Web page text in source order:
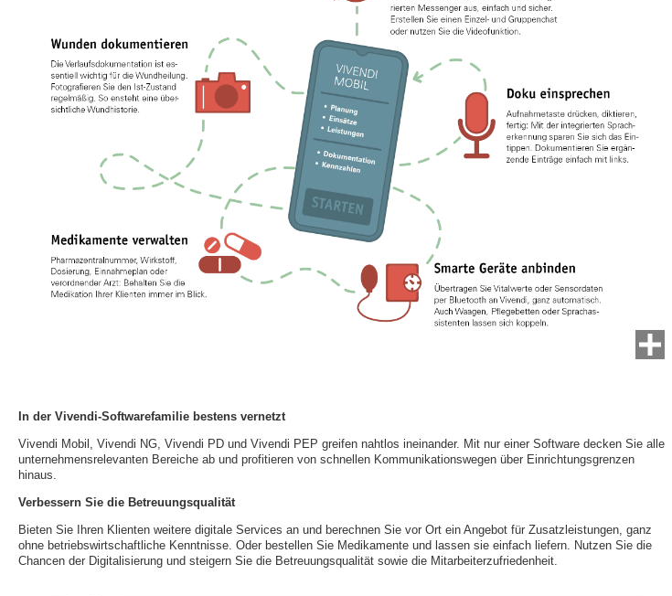
In der Vivendi-Softwarefamilie bestens vernetzt
Vivendi Mobil, Vivendi NG, Vivendi PD und Vivendi PEP greifen nahtlos ineinander. Mit nur einer Software decken Sie alle
unternehmensrelevanten Bereiche ab und profitieren von schnellen Kommunikationswegen über Einrichtungsgrenzen
hinaus.
Verbessern Sie die Betreuungsqualität
Bieten Sie Ihren Klienten weitere digitale Services an und berechnen Sie vor Ort ein Angebot für Zusatzleistungen, ganz
ohne betriebswirtschaftliche Kenntnisse. Oder bestellen Sie Medikamente und lassen sie einfach liefern. Nutzen Sie die
Chancen der Digitalisierung und steigern Sie die Betreuungsqualität sowie die Mitarbeiterzufriedenheit.